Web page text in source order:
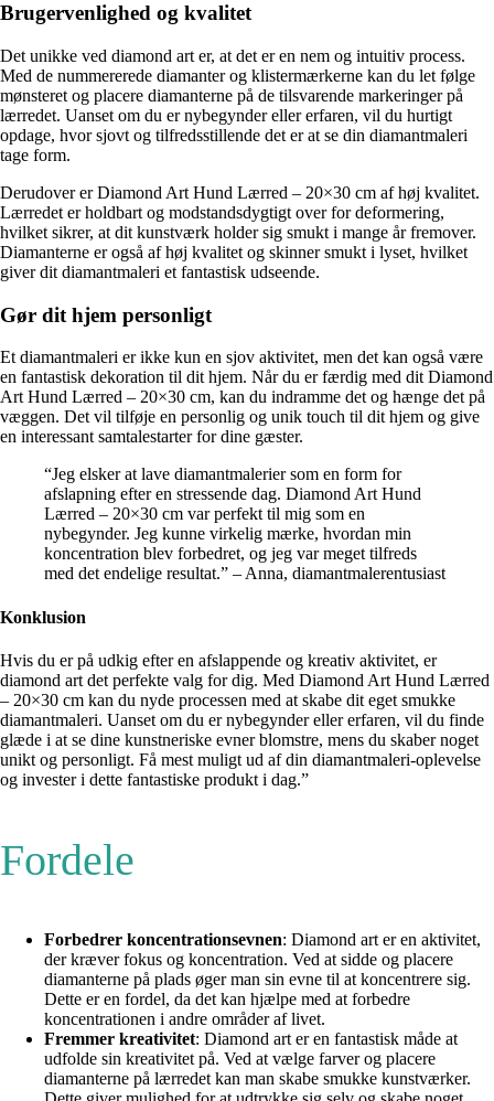
Brugervenlighed og kvalitet
Det unikke ved diamond art er, at det er en nem og intuitiv process.
Med de nummererede diamanter og klistermærkerne kan du let følge
mønsteret og placere diamanterne på de tilsvarende markeringer på
lærredet. Uanset om du er nybegynder eller erfaren, vil du hurtigt
opdage, hvor sjovt og tilfredsstillende det er at se din diamantmaleri
tage form.
Derudover er Diamond Art Hund Lærred – 20×30 cm af høj kvalitet.
Lærredet er holdbart og modstandsdygtigt over for deformering,
hvilket sikrer, at dit kunstværk holder sig smukt i mange år fremover.
Diamanterne er også af høj kvalitet og skinner smukt i lyset, hvilket
giver dit diamantmaleri et fantastisk udseende.
Gør dit hjem personligt
Et diamantmaleri er ikke kun en sjov aktivitet, men det kan også være
en fantastisk dekoration til dit hjem. Når du er færdig med dit Diamond
Art Hund Lærred – 20×30 cm, kan du indramme det og hænge det på
væggen. Det vil tilføje en personlig og unik touch til dit hjem og give
en interessant samtalestarter for dine gæster.
“Jeg elsker at lave diamantmalerier som en form for
afslapning efter en stressende dag. Diamond Art Hund
Lærred – 20×30 cm var perfekt til mig som en
nybegynder. Jeg kunne virkelig mærke, hvordan min
koncentration blev forbedret, og jeg var meget tilfreds
med det endelige resultat.” – Anna, diamantmalerentusiast
Konklusion
Hvis du er på udkig efter en afslappende og kreativ aktivitet, er
diamond art det perfekte valg for dig. Med Diamond Art Hund Lærred
– 20×30 cm kan du nyde processen med at skabe dit eget smukke
diamantmaleri. Uanset om du er nybegynder eller erfaren, vil du finde
glæde i at se dine kunstneriske evner blomstre, mens du skaber noget
unikt og personligt. Få mest muligt ud af din diamantmaleri-oplevelse
og invester i dette fantastiske produkt i dag.”
Fordele
Forbedrer koncentrationsevnen: Diamond art er en aktivitet,
der kræver fokus og koncentration. Ved at sidde og placere
diamanterne på plads øger man sin evne til at koncentrere sig.
Dette er en fordel, da det kan hjælpe med at forbedre
koncentrationen i andre områder af livet.
Fremmer kreativitet: Diamond art er en fantastisk måde at
udfolde sin kreativitet på. Ved at vælge farver og placere
diamanterne på lærredet kan man skabe smukke kunstværker.